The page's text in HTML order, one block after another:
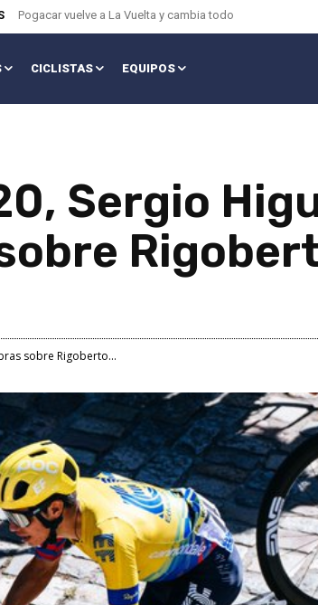
Pogacar vuelve a La Vuelta y cambia todo
CICLISTAS EQUIPOS
Sergio
sobre Rigoberto...